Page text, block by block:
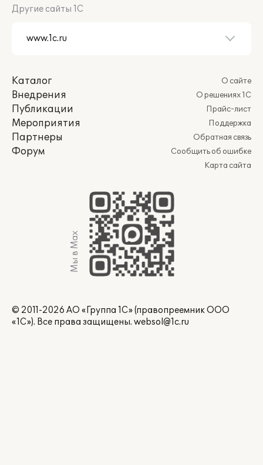
Другие сайты 1С
Каталог
Внедрения
Публикации
Мероприятия
Партнеры
Форум
О сайте
О решениях 1С
Прайс-лист
Поддержка
Обратная связь
Сообщить об ошибке
Карта сайта
Мы в Max
© 2011-2026 АО «Группа 1С» (правопреемник ООО
«1С»). Все права защищены. websol@1c.ru